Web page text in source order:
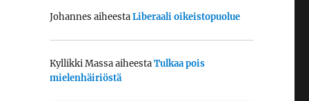
Johannes aiheestaLiberaali oikeistopuolue
Kyllikki MassaaiheestaTulkaa pois
mielenhäiriöstä